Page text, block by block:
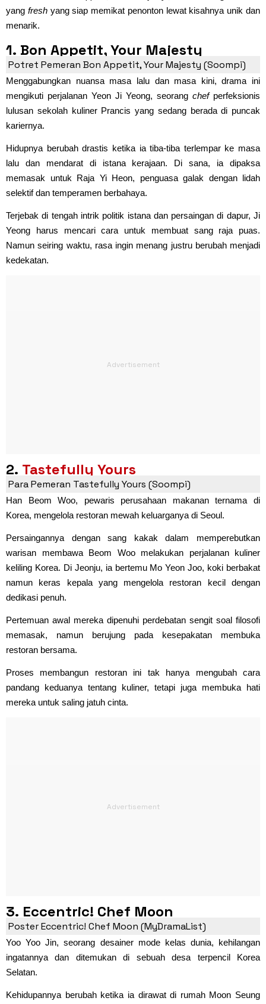
yang fresh yang siap memikat penonton lewat kisahnya unik dan
menarik.
1. Bon Appetit, Your Majesty
Potret Pemeran Bon Appetit, Your Majesty (Soompi)
Menggabungkan nuansa masa lalu dan masa kini, drama ini
mengikuti perjalanan Yeon Ji Yeong, seorang chefperfeksionis
lulusan sekolah kuliner Prancis yang sedang berada di puncak
kariernya.
Hidupnya berubah drastis ketika ia tiba-tiba terlempar ke masa
lalu dan mendarat di istana kerajaan. Di sana, ia dipaksa
memasak untuk Raja Yi Heon, penguasa galak dengan lidah
selektif dan temperamen berbahaya.
Terjebak di tengah intrik politik istana dan persaingan di dapur, Ji
Yeong harus mencari cara untuk membuat sang raja puas.
Namun seiring waktu, rasa ingin menang justru berubah menjadi
kedekatan.
2. Tastefully Yours
Para Pemeran Tastefully Yours (Soompi)
Han Beom Woo, pewaris perusahaan makanan ternama di
Korea, mengelola restoran mewah keluarganya di Seoul.
Persaingannya dengan sang kakak dalam memperebutkan
warisan membawa Beom Woo melakukan perjalanan kuliner
keliling Korea. Di Jeonju, ia bertemu Mo Yeon Joo, koki berbakat
namun keras kepala yang mengelola restoran kecil dengan
dedikasi penuh.
Pertemuan awal mereka dipenuhi perdebatan sengit soal filosofi
memasak, namun berujung pada kesepakatan membuka
restoran bersama.
Proses membangun restoran ini tak hanya mengubah cara
pandang keduanya tentang kuliner, tetapi juga membuka hati
mereka untuk saling jatuh cinta.
3. Eccentric! Chef Moon
Poster Eccentric! Chef Moon (MyDramaList)
Yoo Yoo Jin, seorang desainer mode kelas dunia, kehilangan
ingatannya dan ditemukan di sebuah desa terpencil Korea
Selatan.
Kehidupannya berubah ketika ia dirawat di rumah Moon Seung